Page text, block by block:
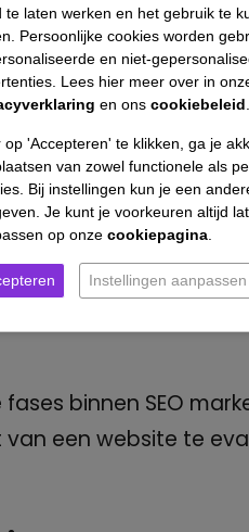
binnen SEO
een website te
te laten werken en het gebruik te
Persoonlijke cookies worden
en niet-
Lees hier meer over in
en ons cookiebeleid
op 'Accepteren' te klikken, ga je
van zowel functionele als
Bij instellingen kun je een
Je kunt je voorkeuren altijd
op onze cookiepagina
Instellingen aanpassen